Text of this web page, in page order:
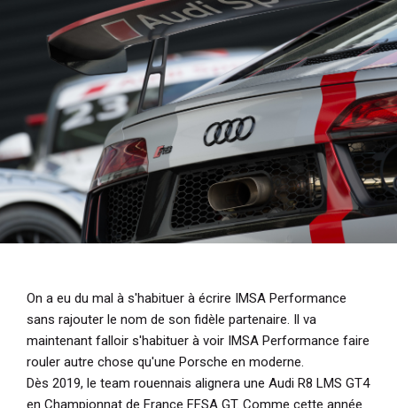
On a eu du mal à s'habituer à écrire IMSA Performance
sans rajouter le nom de son fidèle partenaire. Il va
maintenant falloir s'habituer à voir IMSA Performance faire
rouler autre chose qu'une Porsche en moderne.
Dès 2019, le team rouennais alignera une Audi R8 LMS GT4
en Championnat de France FFSA GT. Comme cette année